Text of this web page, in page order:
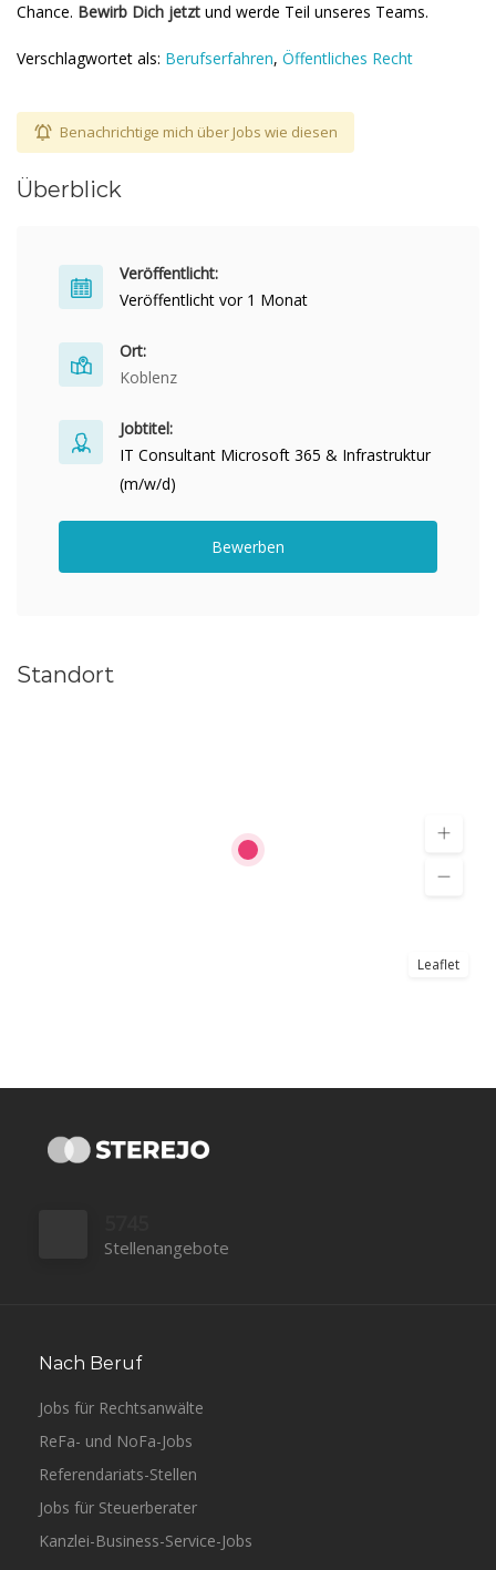
Chance. Bewirb Dich jetzt und werde Teil unseres Teams.
Verschlagwortet als: Berufserfahren, Öffentliches Recht
Benachrichtige mich über Jobs wie diesen
Überblick
Veröffentlicht:
Veröffentlicht vor 1 Monat
Ort:
Koblenz
Jobtitel:
IT Consultant Microsoft 365 & Infrastruktur
(m/w/d)
Bewerben
Standort
Leaflet
Stellenangebote
Nach Beruf
Jobs für Rechtsanwälte
ReFa- und NoFa-Jobs
Referendariats-Stellen
Jobs für Steuerberater
Kanzlei-Business-Service-Jobs